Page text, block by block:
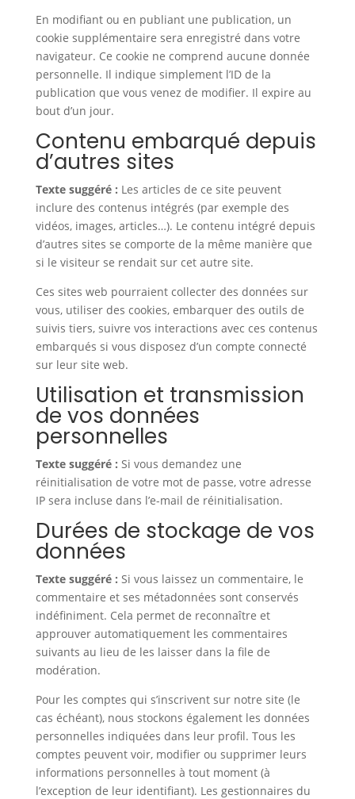
En modifiant ou en publiant une publication, un
cookie supplémentaire sera enregistré dans votre
navigateur. Ce cookie ne comprend aucune donnée
personnelle. Il indique simplement l’ID de la
publication que vous venez de modifier. Il expire au
bout d’un jour.
Contenu embarqué depuis
d’autres sites
Texte suggéré : Les articles de ce site peuvent
inclure des contenus intégrés (par exemple des
vidéos, images, articles…). Le contenu intégré depuis
d’autres sites se comporte de la même manière que
si le visiteur se rendait sur cet autre site.
Ces sites web pourraient collecter des données sur
vous, utiliser des cookies, embarquer des outils de
suivis tiers, suivre vos interactions avec ces contenus
embarqués si vous disposez d’un compte connecté
sur leur site web.
Utilisation et transmission
de vos données
personnelles
Texte suggéré : Si vous demandez une
réinitialisation de votre mot de passe, votre adresse
IP sera incluse dans l’e-mail de réinitialisation.
Durées de stockage de vos
données
Texte suggéré : Si vous laissez un commentaire, le
commentaire et ses métadonnées sont conservés
indéfiniment. Cela permet de reconnaître et
approuver automatiquement les commentaires
suivants au lieu de les laisser dans la file de
modération.
Pour les comptes qui s’inscrivent sur notre site (le
cas échéant), nous stockons également les données
personnelles indiquées dans leur profil. Tous les
comptes peuvent voir, modifier ou supprimer leurs
informations personnelles à tout moment (à
l’exception de leur identifiant). Les gestionnaires du